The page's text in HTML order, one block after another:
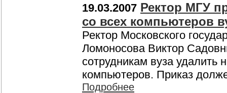
19.03.2007 Ректор МГУ
со всех компьютеров
Ректор Московского
Ломоносова Виктор
сотрудникам вуза удалить
компьютеров. Приказ
Подробнее